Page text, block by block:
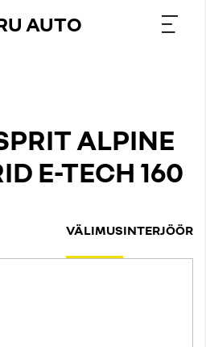
AUTO
ALPINE
E-TECH 160
VÄLIMUSINTERJÖÖR